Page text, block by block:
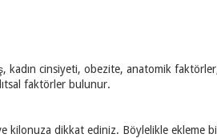
kadın cinsiyeti, obezite, anatomik
faktörler bulunur.
kilonuza dikkat ediniz. Böylelikle ekleme